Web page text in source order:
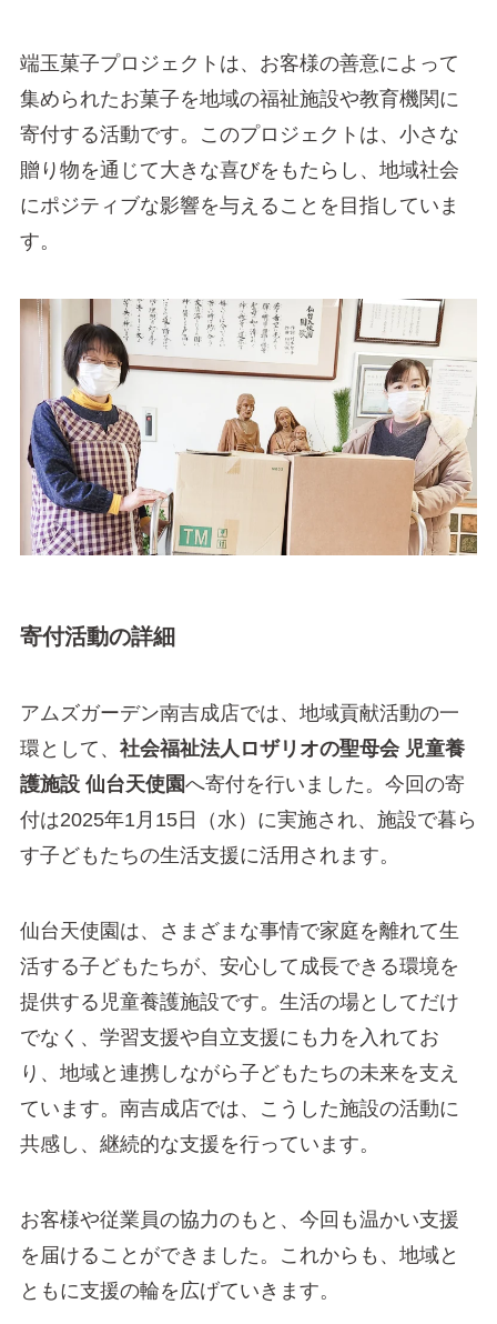
端玉菓子プロジェクトは、お客様の善意によって
集められたお菓子を地域の福祉施設や教育機関に
寄付する活動です。このプロジェクトは、小さな
贈り物を通じて大きな喜びをもたらし、地域社会
にポジティブな影響を与えることを目指していま
す。
寄付活動の詳細
アムズガーデン南吉成店では、地域貢献活動の一
環として、 社会福祉法人ロザリオの聖母会 児童養
護施設 仙台天使園へ寄付を行いました。今回の寄
付は2025年1月15日（水）に実施され、施設で暮ら
す子どもたちの生活支援に活用されます。
仙台天使園は、さまざまな事情で家庭を離れて生
活する子どもたちが、安心して成長できる環境を
提供する児童養護施設です。生活の場としてだけ
でなく、学習支援や自立支援にも力を入れてお
り、地域と連携しながら子どもたちの未来を支え
ています。南吉成店では、こうした施設の活動に
共感し、継続的な支援を行っています。
お客様や従業員の協力のもと、今回も温かい支援
を届けることができました。これからも、地域と
ともに支援の輪を広げていきます。